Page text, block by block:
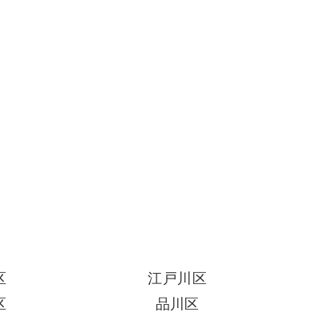
江戸川区
品川区